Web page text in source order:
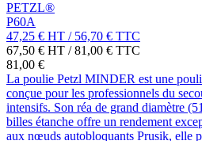
PETZL®
P60A
47,25 € HT / 56,70 € TTC
67,50 € HT /81,00 € TTC
81,00 €
La poulie Petzl MINDER est une
conçue pour les professionnels du
intensifs. Son réa de grand diamètre
billes étanche offre un rendement
aux nœuds autobloquants Prusik, elle